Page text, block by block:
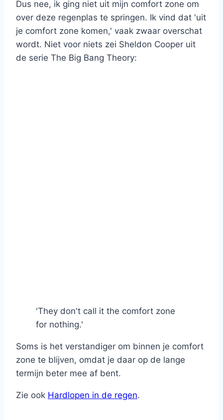
Dus nee, ik ging niet uit mijn comfort zone om
over deze regenplas te springen. Ik vind dat 'uit
je comfort zone komen,' vaak zwaar overschat
wordt. Niet voor niets zei Sheldon Cooper uit
de serie The Big Bang Theory:
'They don't call it the comfort zone
for nothing.'
Soms is het verstandiger om binnen je comfort
zone te blijven, omdat je daar op de lange
termijn beter mee af bent.
Zie ook Hardlopen in de regen.